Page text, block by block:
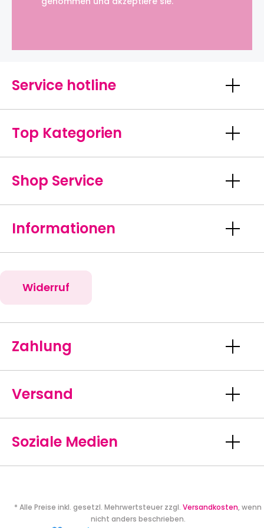
Service hotline
Top Kategorien
Shop Service
Informationen
Widerruf
Zahlung
Versand
Soziale Medien
* Alle Preise inkl. gesetzl. Mehrwertsteuer zzgl. Versandkosten, wenn
nicht anders beschrieben.